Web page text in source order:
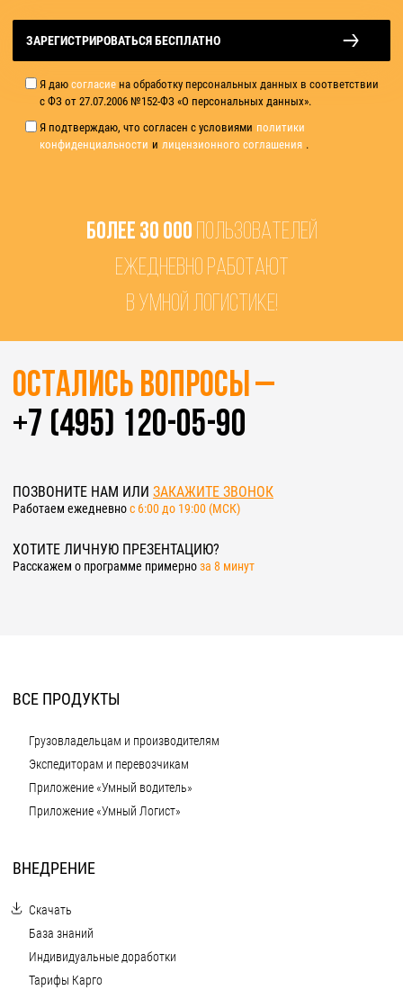
ЗАРЕГИСТРИРОВАТЬСЯ БЕСПЛАТНО
Я даю согласие на обработку персональных данных в соответствии
с ФЗ от 27.07.2006 №152-ФЗ «О персональных данных».
Я подтверждаю, что согласен с условиями политики
конфиденциальности и лицензионного соглашения .
БОЛЕЕ 30 000 ПОЛЬЗОВАТЕЛЕЙ
ЕЖЕДНЕВНО РАБОТАЮТ
В УМНОЙ ЛОГИСТИКЕ!
Остались вопросы –
+7 (495) 120-05-90
ПОЗВОНИТЕ НАМ ИЛИ ЗАКАЖИТЕ ЗВОНОК
Работаем ежедневноc 6:00 до 19:00 (МСК)
ХОТИТЕ ЛИЧНУЮ ПРЕЗЕНТАЦИЮ?
Расскажем о программе примерноза 8 минут
ВСЕ ПРОДУКТЫ
Грузовладельцам и производителям
Экспедиторам и перевозчикам
Приложение «Умный водитель»
Приложение «Умный Логист»
ВНЕДРЕНИЕ
Скачать
База знаний
Индивидуальные доработки
Тарифы Карго